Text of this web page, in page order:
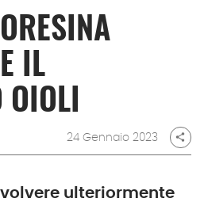
IL
24 Gennaio 2023 share
ulteriormente